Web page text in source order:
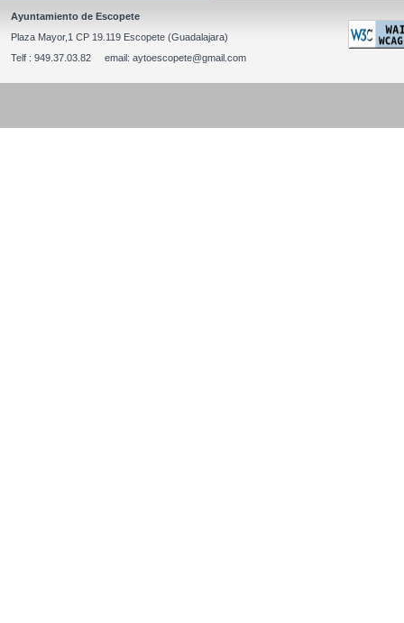
Ayuntamiento de Escopete
Plaza Mayor,1 CP 19.119 Escopete (Guadalajara)
Telf : 949.37.03.82 email: aytoescopete@gmail.com